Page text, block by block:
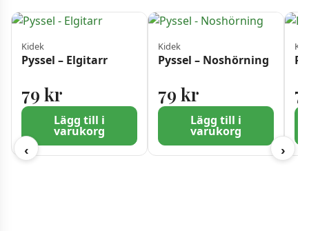
‹
Kidek
Pyssel – Elgitarr
79 kr
Lägg till i
varukorg
Kidek
Pyssel – Noshörning
79 kr
Lägg till i
varukorg
›